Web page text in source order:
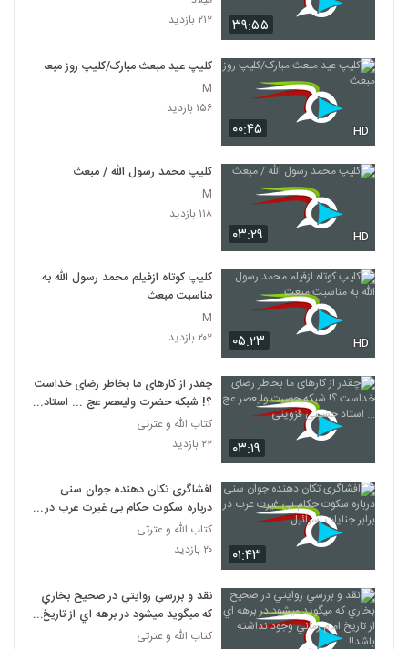
۳۹:۵۵
۲۱۲ بازدید
۰۰:۴۵ HD
کلیپ عید مبعث مبارک/کلیپ روز مبعث
M
۱۵۶ بازدید
۰۳:۲۹ HD
کلیپ محمد رسول الله / مبعث
M
۱۱۸ بازدید
۰۵:۲۳ HD
کلیپ کوتاه ازفیلم محمد رسول الله به
مناسبت مبعث
M
۲۰۲ بازدید
۰۳:۱۹
چقدر از کارهای ما بخاطر رضای خداست
؟! شبکه حضرت ولیعصر عج ... استاد
حسینی قزوینی
کتاب الله و عترتی
۲۲ بازدید
۰۱:۴۳
افشاگری تکان دهنده جوان سنی
درباره سکوت حکام بی غیرت عرب در
برابر جنایات اسرائیل
کتاب الله و عترتی
۲۰ بازدید
نقد و بررسي روايتي در صحيح بخاري
که ميگويد ميشود در برهه اي از تاريخ
امام زماني وجود نداشته باشد!!
کتاب الله و عترتی